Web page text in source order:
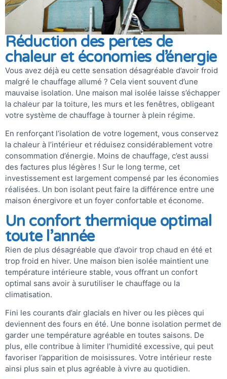
Réduction des pertes de
chaleur et économies d’énergie
Vous avez déjà eu cette sensation désagréable d’avoir froid
malgré le chauffage allumé ? Cela vient souvent d’une
mauvaise isolation. Une maison mal isolée laisse s’échapper
la chaleur par la toiture, les murs et les fenêtres, obligeant
votre système de chauffage à tourner à plein régime.
En renforçant l’isolation de votre logement, vous conservez
la chaleur à l’intérieur et réduisez considérablement votre
consommation d’énergie. Moins de chauffage, c’est aussi
des factures plus légères ! Sur le long terme, cet
investissement est largement compensé par les économies
réalisées. Un bon isolant peut faire la différence entre une
maison énergivore et un foyer confortable et économe.
Un confort thermique optimal
toute l’année
Rien de plus désagréable que d’avoir trop chaud en été et
trop froid en hiver. Une maison bien isolée maintient une
température intérieure stable, vous offrant un confort
optimal sans avoir à surutiliser le chauffage ou la
climatisation.
Fini les courants d’air glacials en hiver ou les pièces qui
deviennent des fours en été. Une bonne isolation permet de
garder une température agréable en toutes saisons. De
plus, elle contribue à limiter l’humidité excessive, qui peut
favoriser l’apparition de moisissures. Votre intérieur reste
ainsi plus sain et plus agréable à vivre au quotidien.